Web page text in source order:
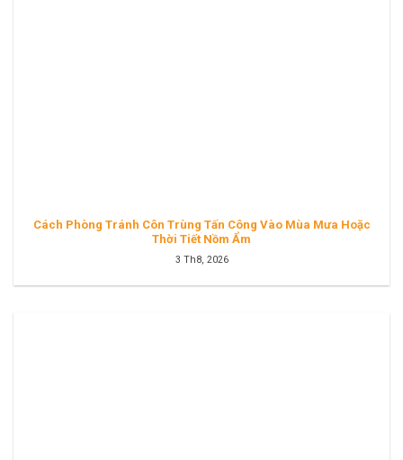
Cách Phòng Tránh Côn Trùng Tấn Công Vào Mùa Mưa Hoặc
Thời Tiết Nồm Ẩm
3 Th8, 2026